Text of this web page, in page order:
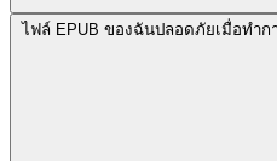
ไฟล์ EPUB ของฉันปลอดภัยเมื่อทำก